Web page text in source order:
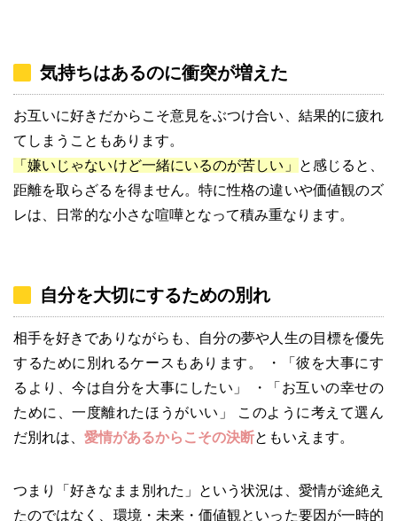
気持ちはあるのに衝突が増えた
お互いに好きだからこそ意見をぶつけ合い、結果的に疲れ
てしまうこともあります。
「嫌いじゃないけど一緒にいるのが苦しい」
と感じると、
距離を取らざるを得ません。特に性格の違いや価値観のズ
レは、日常的な小さな喧嘩となって積み重なります。
自分を大切にするための別れ
相手を好きでありながらも、自分の夢や人生の目標を優先
するために別れるケースもあります。 ・「彼を大事にす
るより、今は自分を大事にしたい」 ・「お互いの幸せの
ために、一度離れたほうがいい」 このように考えて選ん
だ別れは、 愛情があるからこその決断ともいえます。
つまり「好きなまま別れた」という状況は、愛情が途絶え
たのではなく、環境・未来・価値観といった要因が一時的